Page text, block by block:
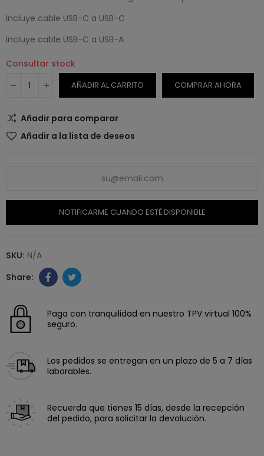
Incluye cable USB-C a USB-C
Incluye cable USB-C a USB-A
Consultar stock
AÑADIR AL CARRITO COMPRAR AHORA
Añadir para comparar
Añadir a la lista de deseos
NOTIFICARME CUANDO ESTÉ DISPONIBLE
SKU: N/A
Paga con tranquilidad en nuestro TPV virtual 100%
seguro.
Los pedidos se entregan en un plazo de 5 a 7 días
laborables.
Recuerda que tienes 15 días, desde la recepción
del pedido, para solicitar la devolución.